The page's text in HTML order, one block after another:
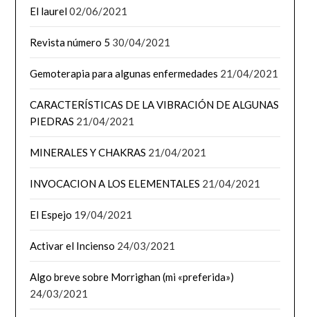
El laurel02/06/2021
Revista número 5 30/04/2021
Gemoterapia para algunas enfermedades 21/04/2021
CARACTERÍSTICAS DE LA VIBRACIÓN DE ALGUNAS
PIEDRAS 21/04/2021
MINERALES Y CHAKRAS 21/04/2021
INVOCACION A LOS ELEMENTALES 21/04/2021
El Espejo 19/04/2021
Activar el Incienso 24/03/2021
Algo breve sobre Morrighan (mi «preferida»)
24/03/2021